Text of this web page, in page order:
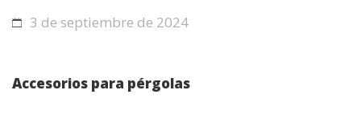
3 de septiembre de 2024
Accesorios para pérgolas